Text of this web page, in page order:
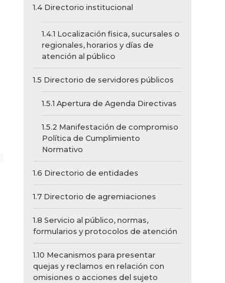
1.4 Directorio institucional
1.4.1 Localización fisica, sucursales o
regionales, horarios y días de
atención al público
1.5 Directorio de servidores públicos
1.5.1 Apertura de Agenda Directivas
1.5.2 Manifestación de compromiso
Política de Cumplimiento
Normativo
1.6 Directorio de entidades
1.7 Directorio de agremiaciones
1.8 Servicio al público, normas,
formularios y protocolos de atención
1.10 Mecanismos para presentar
quejas y reclamos en relación con
omisiones o acciones del sujeto